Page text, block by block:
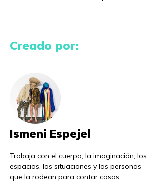
Creado por:
Ismeni Espejel
Trabaja con el cuerpo, la imaginación, los
espacios, las situaciones y las personas
que la rodean para contar cosas.